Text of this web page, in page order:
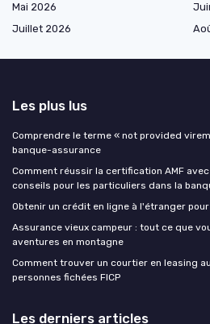
Mai 2026
Juillet 2026
Les plus lus
Comprendre le terme « not provided
banque-assurance
Comment réussir la certification AMF
conseils pour les particuliers dans la
Obtenir un crédit en ligne à l'étranger
Assurance vieux campeur : tout ce que
aventures en montagne
Comment trouver un courtier en leasing
personnes fichées FICP
Les derniers articles